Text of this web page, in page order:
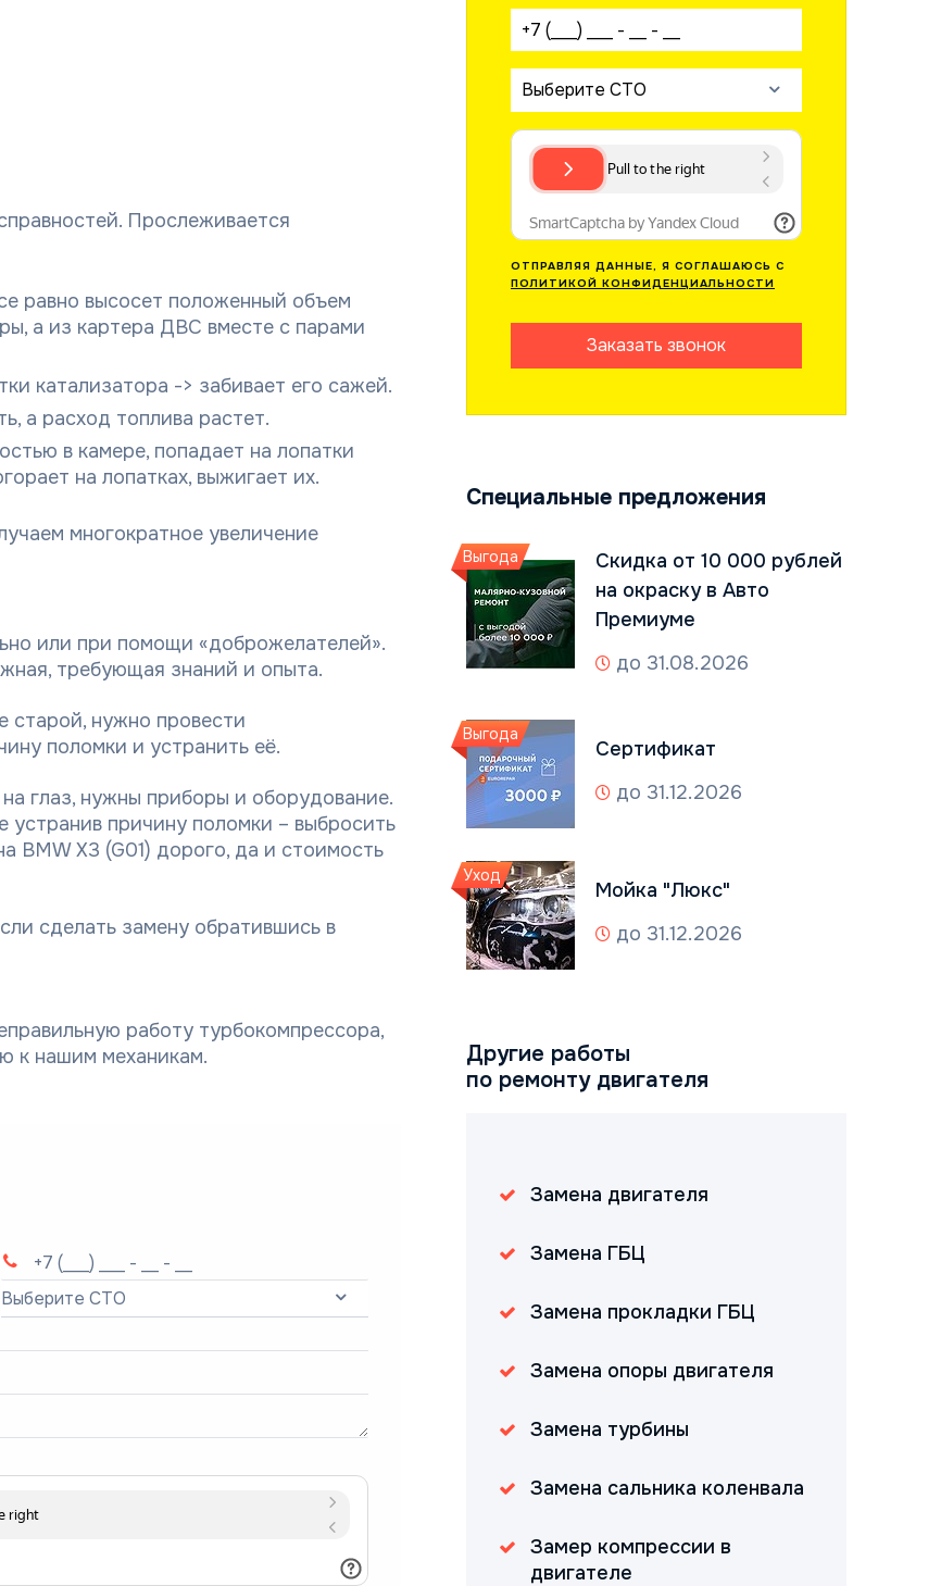
Прослеживается
равно высосет положенный объем
а из картера ДВС вместе с парами
катализатора -> забивает его сажей.
а расход топлива растет.
в камере, попадает на лопатки
на лопатках, выжигает их.
многократное увеличение
или при помощи «доброжелателей».
требующая знаний и опыта.
старой, нужно провести
поломки и устранить её.
глаз, нужны приборы и оборудование.
устранив причину поломки – выбросить
BMW X3 (G01) дорого, да и стоимость
сделать замену обратившись в
работу турбокомпрессора,
к нашим механикам.
Выберите СТО
Ваш телефон:
Выберите СТО
ОТПРАВЛЯЯ ДАННЫЕ, Я СОГЛАШАЮСЬ С
ПОЛИТИКОЙ КОНФИДЕНЦИАЛЬНОСТИ
Заказать звонок
Специальные предложения
Выгода
Скидка от 10 000 рублей
на окраску в Авто
Премиуме
до 31.08.2026
Выгода
Сертификат
до 31.12.2026
Уход
Мойка "Люкс"
до 31.12.2026
Другие работы
по ремонту двигателя
Замена двигателя
Замена ГБЦ
Замена прокладки ГБЦ
Замена опоры двигателя
Замена турбины
Замена сальника коленвала
Замер компрессии в
двигателе